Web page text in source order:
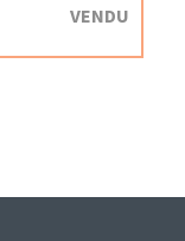
VENDU